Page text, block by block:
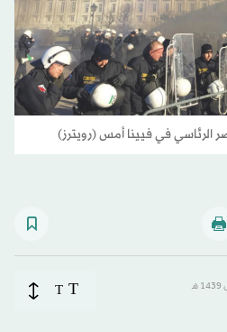
الرئاسي في فيينا أمس (رويترز)
T
T